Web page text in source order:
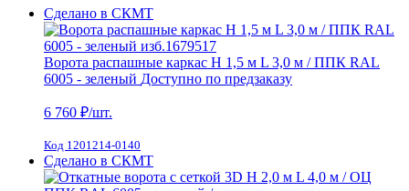
Сделано в СКМТ
Ворота распашные каркас Н 1,5 м L 3,0 м / ППК RAL
6005 - зеленый Доступно по предзаказу
6 760 ₽/шт.
Код 1201214-0140
Сделано в СКМТ